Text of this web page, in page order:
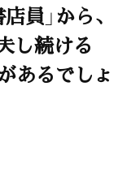
員」から、
し続ける
あるでしょ